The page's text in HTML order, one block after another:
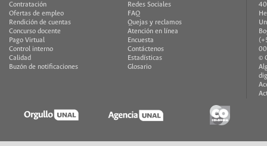
Contratación
Ofertas de empleo
Rendición de cuentas
Concurso docente
Pago Virtual
Control interno
Calidad
Buzón de notificaciones
Redes Sociales
FAQ
Quejas y reclamos
Atención en línea
Encuesta
Contáctenos
Estadísticas
Glosario
©